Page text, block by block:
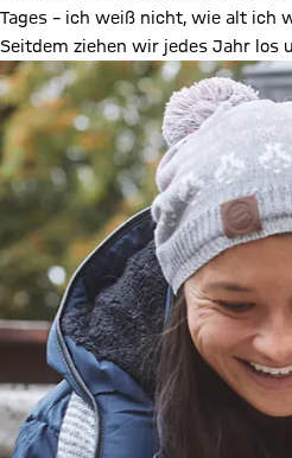
Tages – ich weiß nicht, wie alt ich
Seitdem ziehen wir jedes Jahr los